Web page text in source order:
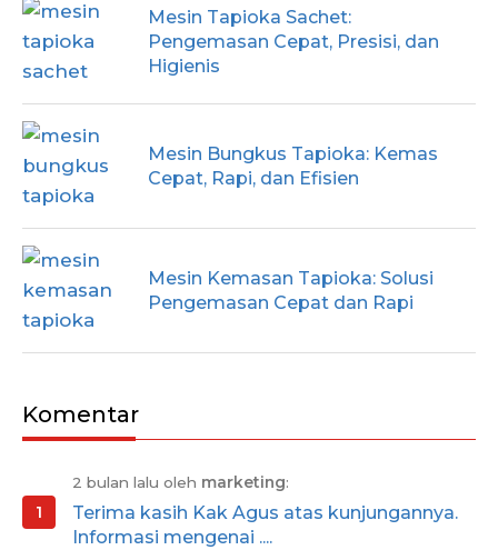
Mesin Tapioka Sachet:
Pengemasan Cepat, Presisi, dan
Higienis
Mesin Bungkus Tapioka: Kemas
Cepat, Rapi, dan Efisien
Mesin Kemasan Tapioka: Solusi
Pengemasan Cepat dan Rapi
Komentar
2 bulan lalu oleh marketing:
Terima kasih Kak Agus atas kunjungannya.
Informasi mengenai ....